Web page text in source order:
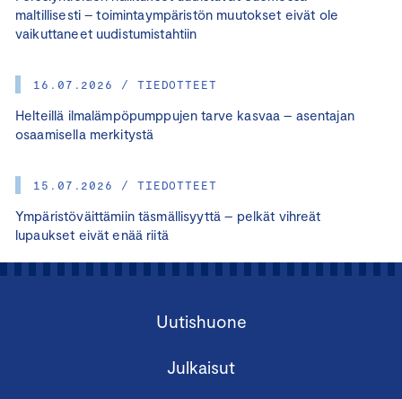
maltillisesti – toimintaympäristön muutokset eivät ole
vaikuttaneet uudistumistahtiin
16.07.2026 / TIEDOTTEET
Helteillä ilmalämpöpumppujen tarve kasvaa – asentajan
osaamisella merkitystä
15.07.2026 / TIEDOTTEET
Ympäristöväittämiin täsmällisyyttä – pelkät vihreät
lupaukset eivät enää riitä
Uutishuone
Julkaisut